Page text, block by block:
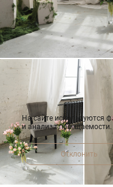
На сайте используются
и анализа посещаемости.
Отклонить